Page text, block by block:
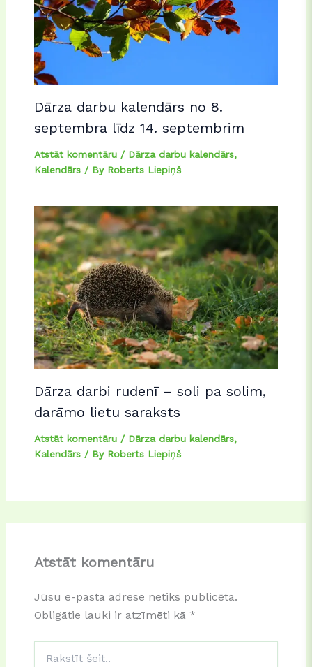
Dārza darbu kalendārs no 8.
septembra līdz 14. septembrim
Atstāt komentāru / Dārza darbu kalendārs,
Kalendārs/ By Roberts Liepiņš
Dārza darbi rudenī – soli pa solim,
darāmo lietu saraksts
Atstāt komentāru / Dārza darbu kalendārs,
Kalendārs/ By Roberts Liepiņš
Atstāt komentāru
Jūsu e-pasta adrese netiks publicēta.
Obligātie lauki ir atzīmēti kā *
šeit..